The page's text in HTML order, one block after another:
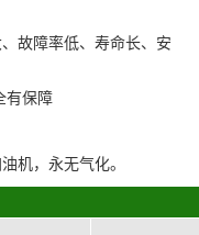
故障率低、寿命长、安
有保障
机，永无气化。